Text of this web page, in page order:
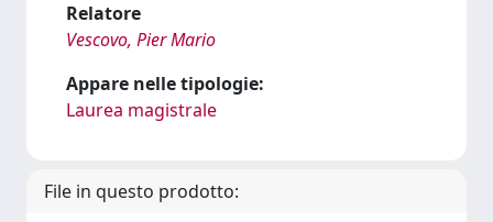
Relatore
Vescovo, Pier Mario
Appare nelle tipologie:
Laurea magistrale
File in questo prodotto: